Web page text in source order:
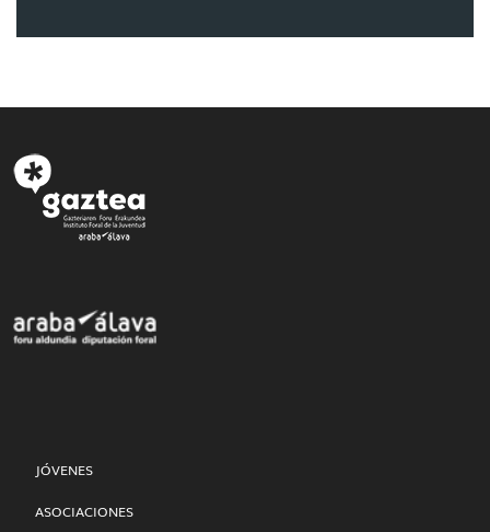
JÓVENES
ASOCIACIONES